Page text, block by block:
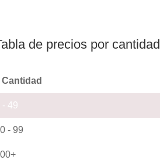
de precios por cantidad
Cantidad
- 49
- 99